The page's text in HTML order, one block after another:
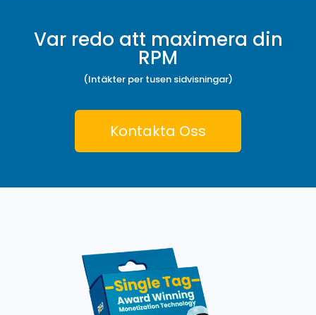
Var redo att maximera din
RPM
(Intäkter per tusen sidvisningar)
Kontakta Oss